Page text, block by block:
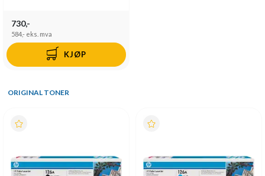
730,-
584,- eks. mva
KJØP
ORIGINAL TONER